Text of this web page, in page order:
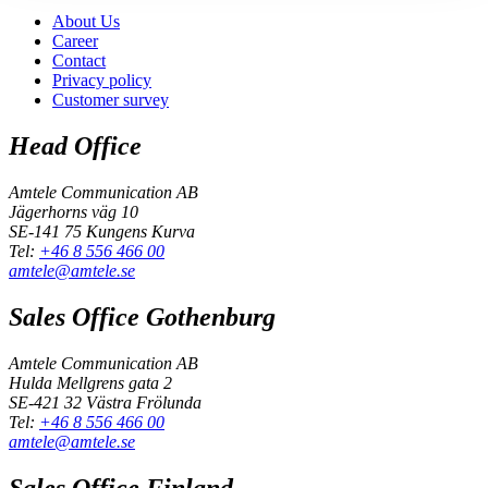
About Us
Career
Contact
Privacy policy
Customer survey
Head Office
Amtele Communication AB
Jägerhorns väg 10
SE-141 75 Kungens Kurva
Tel: +46 8 556 466 00
amtele@amtele.se
Sales Office Gothenburg
Amtele Communication AB
Hulda Mellgrens gata 2
SE-421 32 Västra Frölunda
Tel: +46 8 556 466 00
amtele@amtele.se